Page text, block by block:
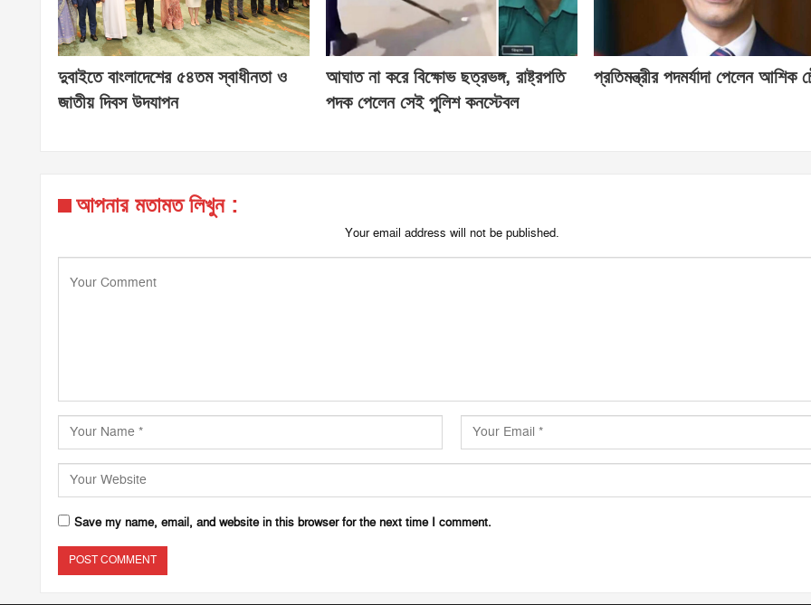
দুবাইতে বাংলাদেশের ৫৪তম স্বাধীনতা ও
জাতীয় দিবস উদযাপন
আঘাত না করে বিক্ষোভ ছত্রভঙ্গ, রাষ্ট্রপতি
পদক পেলেন সেই পুলিশ কনস্টেবল
প্রতিমন্ত্রীর পদমর্যাদা পেলেন আশিক
আপনার মতামত লিখুন :
Your email address will not be published.
Save my name, email, and website in this browser for the next time I comment.